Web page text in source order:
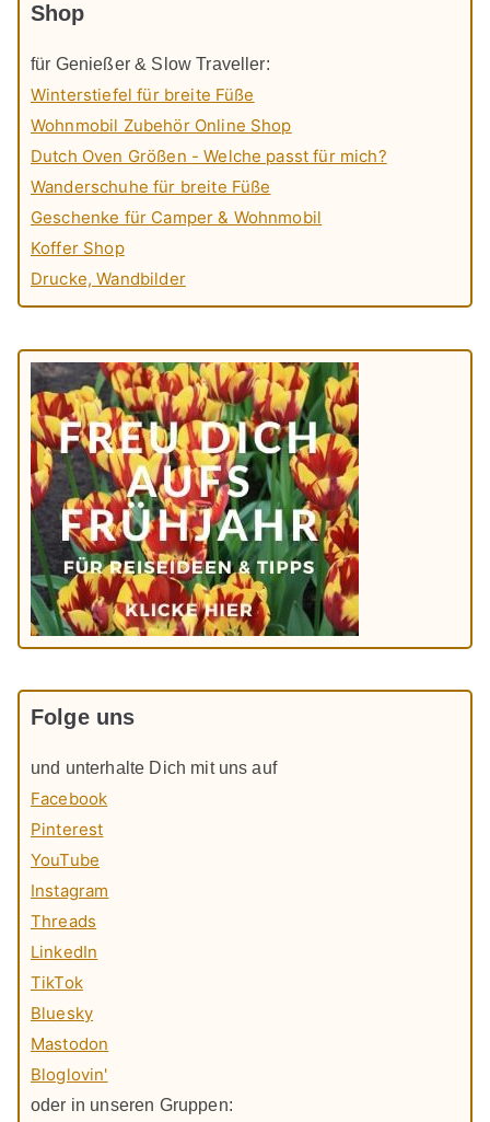
Shop
für Genießer & Slow Traveller:
Winterstiefel für breite Füße
Wohnmobil Zubehör Online Shop
Dutch Oven Größen - Welche passt für mich?
Wanderschuhe für breite Füße
Geschenke für Camper & Wohnmobil
Koffer Shop
Drucke, Wandbilder
Folge uns
und unterhalte Dich mit uns auf
Facebook
Pinterest
YouTube
Instagram
Threads
LinkedIn
TikTok
Bluesky
Mastodon
Bloglovin'
oder in unseren Gruppen: